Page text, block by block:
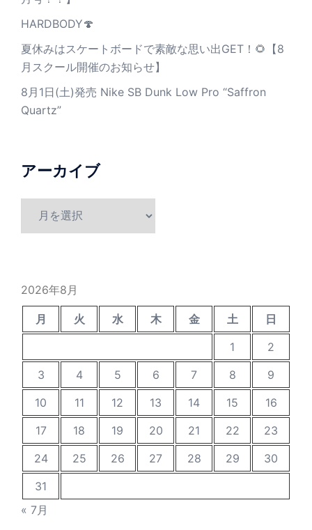
HARDBODY🍄
夏休みはスケートボードで素敵な思い出GET！🌻【8
月スクール開催のお知らせ】
8月1日(土)発売 Nike SB Dunk Low Pro “Saffron
Quartz”
アーカイブ
2026年8月
月 火 水 木 金 土
日
1
2
3
4 5 6 7 8
9
10
11 12 13 14 15
16
17
18 19 20 21 22
23
24
25 26 27 28 29
30
31
« 7月